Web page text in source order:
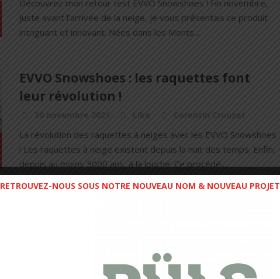
Découvrez mon retour test EVVO Snowshoes ! Fin novembre,
juste avant l’arrivée de la neige, je vous présentais ce produit
intriguant et innovant. Nées dans les Monts...
EVVO Snowshoes : les raquettes font
leur révolution !
30 novembre 2021 Like Corentin Crouzet
La révolution des raquettes à neiges avec les EVVO Snowshoes
! Les raquettes à neige existent depuis la nuit des temps. Enfin,
depuis au moins 5000 ans, à la louche. Ce procédé...
Panoplie textiles Raidlight "Made In France" : un coup de cœur
RETROUVEZ-NOUS SOUS NOTRE NOUVEAU NOM & NOUVEAU PROJET